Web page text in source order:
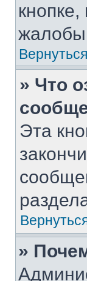
» Что
Эта
»